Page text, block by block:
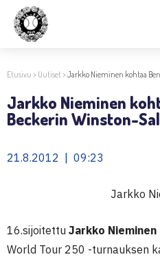
Etusivu > Uutiset>Jarkko Nieminen kohtaa
Jarkko Nieminen
Beckerin Winston-
21.8.2012 | 09:23
Jarkko
16.sijoitettu Jarkko Nieminen
World Tour 250 -turnauksen